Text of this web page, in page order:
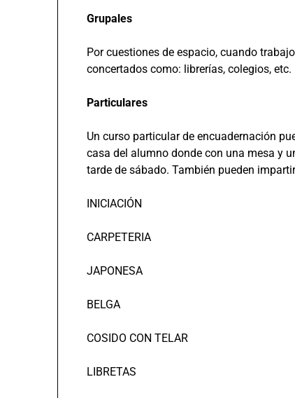
Grupales
Por cuestiones de espacio, cuando
concertados como: librerías, colegios, etc.
Particulares
Un curso particular de encuadernación
casa del alumno donde con una mesa y
tarde de sábado. También pueden
INICIACIÓN
CARPETERIA
JAPONESA
BELGA
COSIDO CON TELAR
LIBRETAS